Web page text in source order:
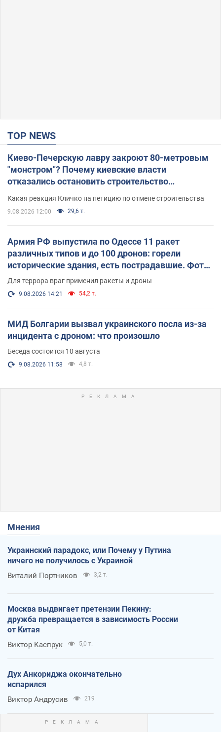
TOP NEWS
Киево-Печерскую лавру закроют 80-метровым
"монстром"? Почему киевские власти
отказались остановить строительство
небоскреба "московского верующего"
Какая реакция Кличко на петицию по отмене строительства
9.08.2026 12:00 29,6 т.
Армия РФ выпустила по Одессе 11 ракет
различных типов и до 100 дронов: горели
исторические здания, есть пострадавшие. Фото
и видео
Для террора враг применил ракеты и дроны
9.08.2026 14:21 54,2 т.
МИД Болгарии вызвал украинского посла из-за
инцидента с дроном: что произошло
Беседа состоится 10 августа
9.08.2026 11:58 4,8 т.
Мнения
Украинский парадокс, или Почему у Путина
ничего не получилось с Украиной
Виталий Портников 3,2 т.
Москва выдвигает претензии Пекину:
дружба превращается в зависимость России
от Китая
Виктор Каспрук 5,0 т.
Дух Анкориджа окончательно
испарился
Виктор Андрусив 219